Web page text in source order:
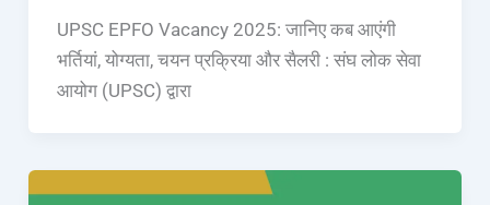
UPSC EPFO Vacancy 2025: जानिए कब आएंगी
भर्तियां, योग्यता, चयन प्रक्रिया और सैलरी : संघ लोक सेवा
आयोग (UPSC) द्वारा